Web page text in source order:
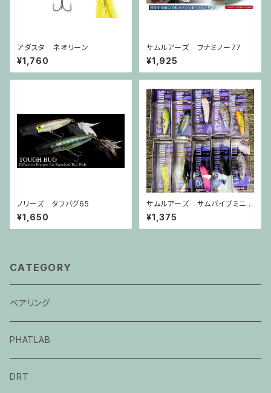
アダスタ ネオリーン
¥1,760
サムルアーズ フナミノー77
¥1,925
ノリーズ タフバグ65
¥1,650
サムルアーズ サムバイブミニ4
5
¥1,375
CATEGORY
ベアリング
PHATLAB
DRT